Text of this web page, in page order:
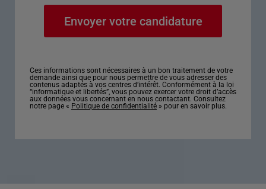
Ces informations sont nécessaires à un bon traitement de votre
demande ainsi que pour nous permettre de vous adresser des
contenus adaptés à vos centres d’intérêt. Conformément à la loi
“informatique et libertés”, vous pouvez exercer votre droit d’accès
aux données vous concernant en nous contactant. Consultez
notre page « Politique de confidentialité » pour en savoir plus.